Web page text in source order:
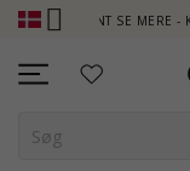
POINT SE MERE - KLIK HER